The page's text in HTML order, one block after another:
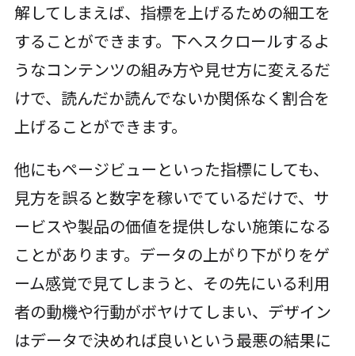
解してしまえば、指標を上げるための細工を
することができます。下へスクロールするよ
うなコンテンツの組み方や見せ方に変えるだ
けで、読んだか読んでないか関係なく割合を
上げることができます。
他にもページビューといった指標にしても、
見方を誤ると数字を稼いでているだけで、サ
ービスや製品の価値を提供しない施策になる
ことがあります。データの上がり下がりをゲ
ーム感覚で見てしまうと、その先にいる利用
者の動機や行動がボヤけてしまい、デザイン
はデータで決めれば良いという最悪の結果に